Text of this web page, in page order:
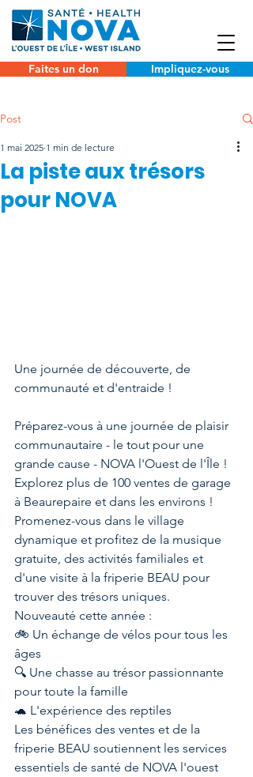
Faites un don Impliquez-vous
Post
La piste aux trésors
pour NOVA
1 mai 2025 1 min de lecture
Une journée de découverte, de
communauté et d'entraide !
Préparez-vous à une journée de plaisir
communautaire - le tout pour une
grande cause - NOVA l'Ouest de l'Île !
Explorez plus de 100 ventes de garage
à Beaurepaire et dans les environs !
Promenez-vous dans le village
dynamique et profitez de la musique
gratuite, des activités familiales et
d'une visite à la friperie BEAU pour
trouver des trésors uniques.
Nouveauté cette année :
🚲 Un échange de vélos pour tous les
âges
🔍 Une chasse au trésor passionnante
pour toute la famille
🐢 L'expérience des reptiles
Les bénéfices des ventes et de la
friperie BEAU soutiennent les services
essentiels de santé de NOVA l'ouest